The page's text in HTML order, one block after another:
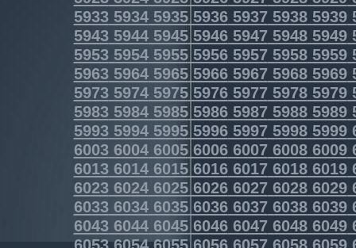
5933593459355936593759385939
5943594459455946594759485949
5953595459555956595759585959
5963596459655966596759685969
5973597459755976597759785979
5983598459855986598759885989
5993599459955996599759985999
6003600460056006600760086009
6013601460156016601760186019
6023602460256026602760286029
6033603460356036603760386039
6043604460456046604760486049